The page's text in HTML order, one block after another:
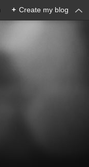
+ Create my blog